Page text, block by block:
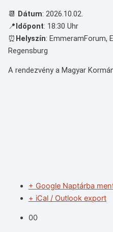
📆 Dátum: 2026.10.02.
📍Időpont: 18:30 Uhr
⏰ Helyszín: EmmeramForum,
Regensburg
A rendezvény a Magyar
+ Google Naptárba
+ iCal / Outlook export
00